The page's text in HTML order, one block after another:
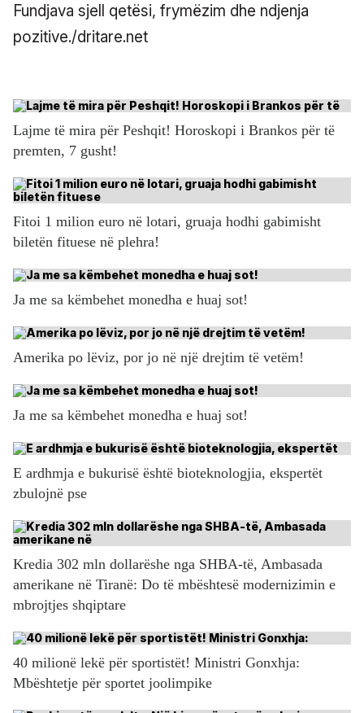
Fundjava sjell qetësi, frymëzim dhe ndjenja
pozitive./dritare.net
Lajme të mira për Peshqit! Horoskopi i Brankos për të
premten, 7 gusht!
Fitoi 1 milion euro në lotari, gruaja hodhi gabimisht
biletën fituese në plehra!
Ja me sa këmbehet monedha e huaj sot!
Amerika po lëviz, por jo në një drejtim të vetëm!
Ja me sa këmbehet monedha e huaj sot!
E ardhmja e bukurisë është bioteknologjia, ekspertët
zbulojnë pse
Kredia 302 mln dollarëshe nga SHBA-të, Ambasada
amerikane në Tiranë: Do të mbështesë modernizimin e
mbrojtjes shqiptare
40 milionë lekë për sportistët! Ministri Gonxhja:
Mbështetje për sportet joolimpike